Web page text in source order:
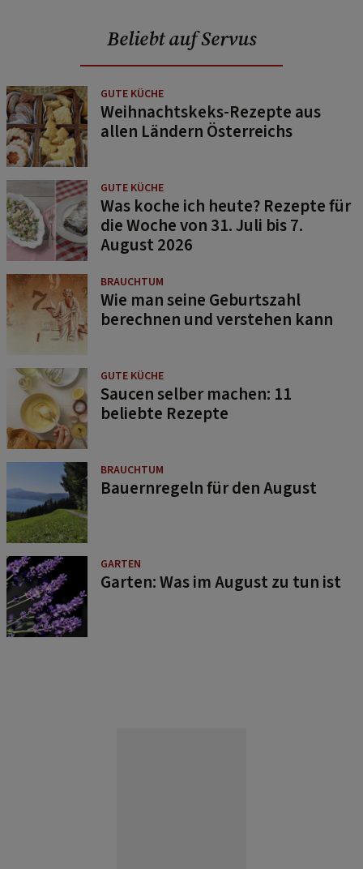
Beliebt auf Servus
GUTE KÜCHE
Weihnachtskeks-Rezepte aus
allen Ländern Österreichs
GUTE KÜCHE
Was koche ich heute? Rezepte für
die Woche von 31. Juli bis 7.
August 2026
BRAUCHTUM
Wie man seine Geburtszahl
berechnen und verstehen kann
GUTE KÜCHE
Saucen selber machen: 11
beliebte Rezepte
BRAUCHTUM
Bauernregeln für den August
GARTEN
Garten: Was im August zu tun ist